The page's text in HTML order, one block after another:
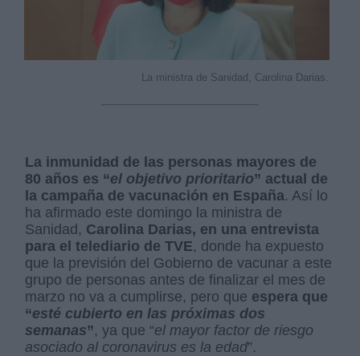
La ministra de Sanidad, Carolina Darias.
La inmunidad de las personas mayores de
80 años es “el objetivo prioritario” actual de
la campaña de vacunación en España. Así lo
ha afirmado este domingo la ministra de
Sanidad, Carolina Darias, en una entrevista
para el telediario de TVE, donde ha expuesto
que la previsión del Gobierno de vacunar a este
grupo de personas antes de finalizar el mes de
marzo no va a cumplirse, pero que espera que
“esté cubierto en las próximas dos
semanas”, ya que “el mayor factor de riesgo
asociado al coronavirus es la edad”.